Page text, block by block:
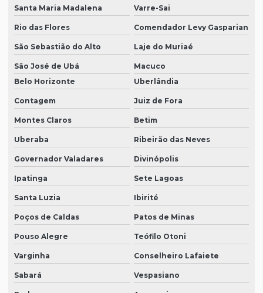
Santa Maria Madalena Varre-Sai
Rio das Flores Comendador Levy Gasparian
São Sebastião do Alto Laje do Muriaé
São José de Ubá
Macuco
Belo Horizonte
Uberlândia
Contagem Juiz de Fora
Montes Claros Betim
Uberaba Ribeirão das Neves
Governador Valadares Divinópolis
Ipatinga Sete Lagoas
Santa Luzia Ibirité
Poços de Caldas Patos de Minas
Pouso Alegre Teófilo Otoni
Varginha Conselheiro Lafaiete
Sabará Vespasiano